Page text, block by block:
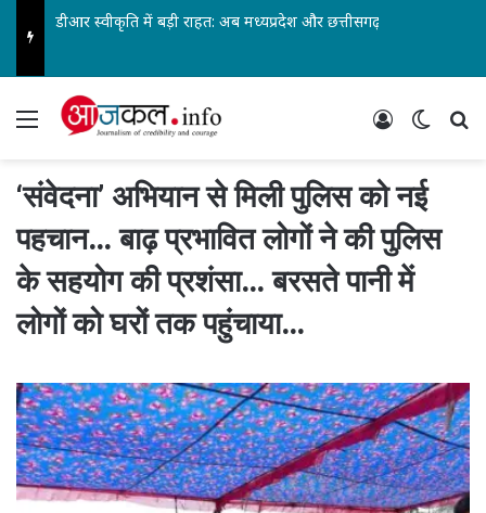
Menu Log In
‘संवेदना’ अभियान से मिली पुलिस को नई
पहचान… बाढ़ प्रभावित लोगों ने की पुलिस
के सहयोग की प्रशंसा… बरसते पानी में
लोगों को घरों तक पहुंचाया…